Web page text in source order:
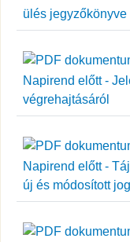
ülés jegyzőkönyve
Napirend előtt -
végrehajtásáról
Napirend előtt -
új és módosított